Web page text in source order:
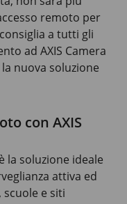
remoto per
a tutti gli
ad AXIS Camera
nuova soluzione
con AXIS
la soluzione ideale
attiva ed
e siti